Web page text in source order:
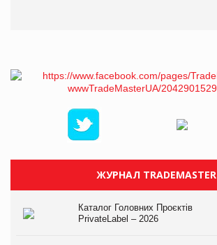
ЖУРНАЛ TRADEMASTER
Каталог Головних Проєктів
PrivateLabel – 2026